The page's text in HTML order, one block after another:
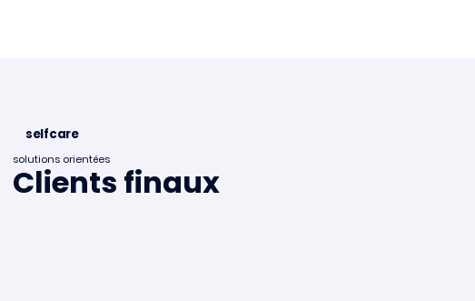
: une
selfcare
solutions orientées
Clients finaux